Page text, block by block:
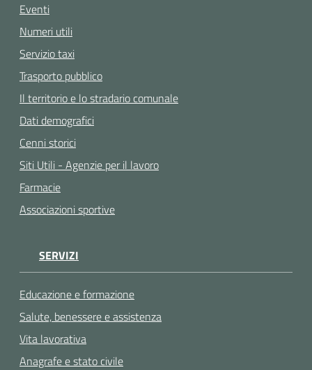
Eventi
Numeri utili
Servizio taxi
Trasporto pubblico
Il territorio e lo stradario comunale
Dati demografici
Cenni storici
Siti Utili - Agenzie per il lavoro
Farmacie
Associazioni sportive
SERVIZI
Educazione e formazione
Salute, benessere e assistenza
Vita lavorativa
Anagrafe e stato civile